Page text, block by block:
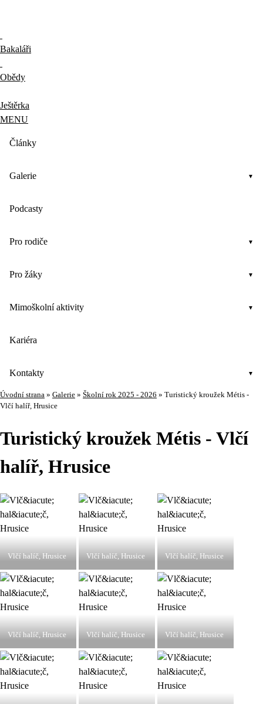
Bakaláři
Obědy
Ještěrka
MENU
Články
Galerie
Podcasty
Pro rodiče
Pro žáky
Mimoškolní aktivity
Kariéra
Kontakty
Úvodní strana » Galerie » Školní rok 2025 - 2026 » Turistický kroužek Métis -
Vlčí halíř, Hrusice
Turistický kroužek Métis - Vlčí
halíř, Hrusice
Vlčí halíč, Hrusice Vlčí halíč, Hrusice Vlčí halíč, Hrusice
Vlčí halíč, Hrusice Vlčí halíč, Hrusice Vlčí halíč, Hrusice